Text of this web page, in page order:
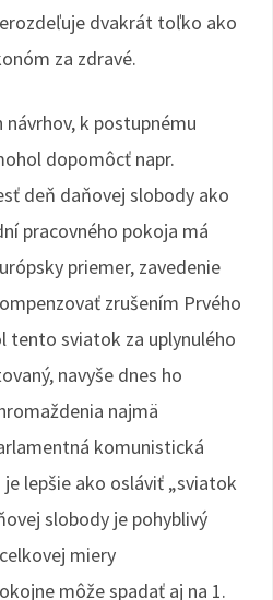
dvakrát toľko ako
za zdravé.
k postupnému
dopomôcť napr.
deň daňovej slobody ako
pracovného pokoja má
priemer, zavedenie
zrušením Prvého
tento sviatok za uplynulého
navyše dnes ho
najmä
komunistická
lepšie ako osláviť „sviatok
slobody je pohyblivý
miery
môže spadať aj na 1.